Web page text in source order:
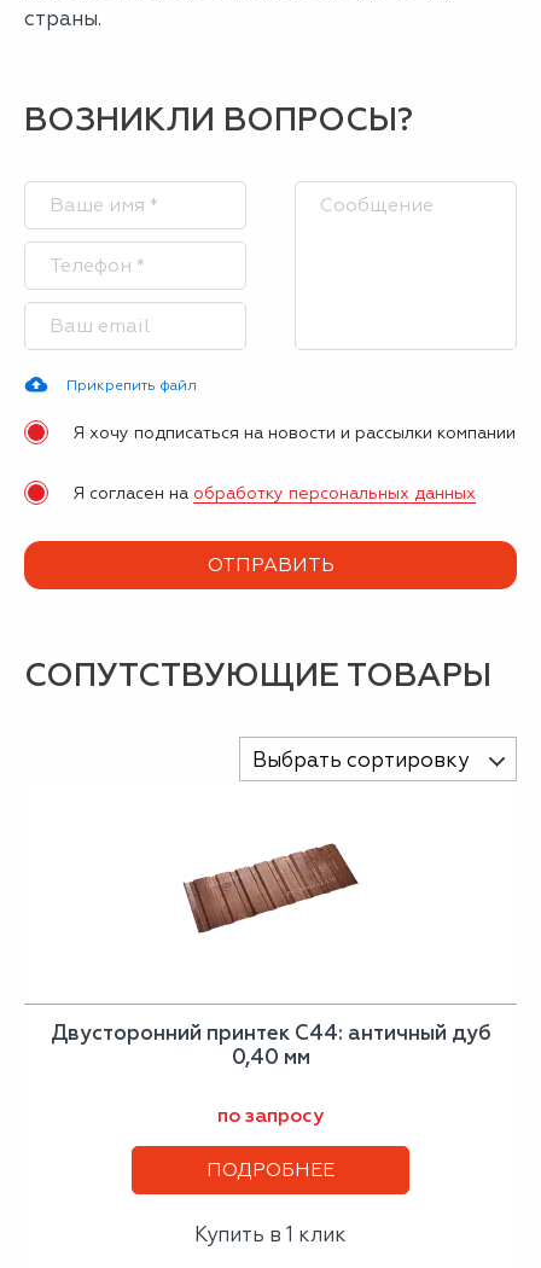
страны.
ВОЗНИКЛИ ВОПРОСЫ?
Прикрепить файл
Я хочу подписаться на новости и рассылки компании
Я согласен на обработку персональных данных
СОПУТСТВУЮЩИЕ ТОВАРЫ
Выбрать сортировку
Двусторонний принтек С44: античный дуб
0,40 мм
по запросу
ПОДРОБНЕЕ
Купить в 1 клик